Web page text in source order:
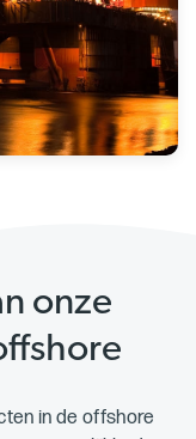
onze
in de offshore